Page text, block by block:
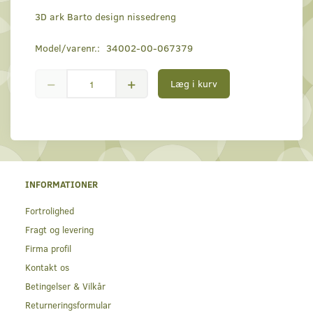
3D ark Barto design nissedreng
Model/varenr.: 34002-00-067379
Læg i kurv
INFORMATIONER
Fortrolighed
Fragt og levering
Firma profil
Kontakt os
Betingelser & Vilkår
Returneringsformular